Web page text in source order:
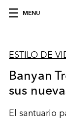
MENU
ESTILO DE
Banyan
sus
El santuario